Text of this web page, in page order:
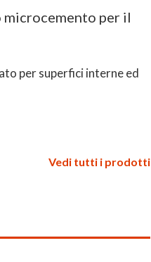
per il
per superfici interne ed
Vedi tutti i prodotti